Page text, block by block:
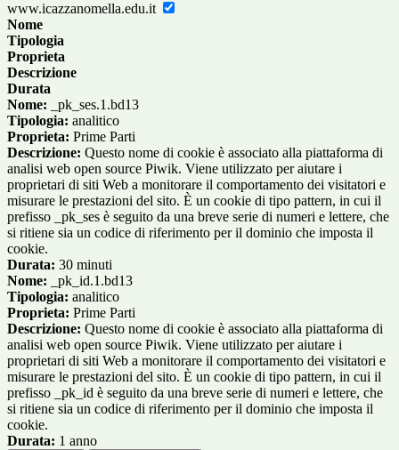
www.icazzanomella.edu.it
Nome
Tipologia
Proprieta
Descrizione
Durata
Nome: _pk_ses.1.bd13
Tipologia: analitico
Proprieta: Prime Parti
Descrizione: Questo nome di cookie è associato alla piattaforma di
analisi web open source Piwik. Viene utilizzato per aiutare i
proprietari di siti Web a monitorare il comportamento dei visitatori e
misurare le prestazioni del sito. È un cookie di tipo pattern, in cui il
prefisso _pk_ses è seguito da una breve serie di numeri e lettere, che
si ritiene sia un codice di riferimento per il dominio che imposta il
cookie.
Durata: 30 minuti
Nome: _pk_id.1.bd13
Tipologia: analitico
Proprieta: Prime Parti
Descrizione: Questo nome di cookie è associato alla piattaforma di
analisi web open source Piwik. Viene utilizzato per aiutare i
proprietari di siti Web a monitorare il comportamento dei visitatori e
misurare le prestazioni del sito. È un cookie di tipo pattern, in cui il
prefisso _pk_id è seguito da una breve serie di numeri e lettere, che
si ritiene sia un codice di riferimento per il dominio che imposta il
cookie.
Durata: 1 anno